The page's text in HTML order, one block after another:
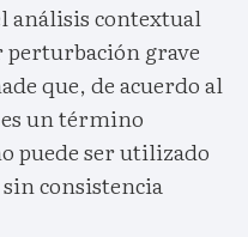
análisis contextual
grave
que, de acuerdo al
un término
puede ser utilizado
consistencia